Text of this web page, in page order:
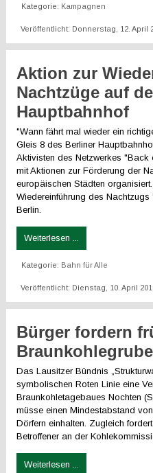
Kategorie: Kampagnen
Veröffentlicht: Donnerstag, 12. April
Aktion zur
Nachtzüge auf
Hauptbahnhof
"Wann fährt mal wieder ein
Gleis 8 des Berliner
Aktivisten des Netzwerkes
mit Aktionen zur Förderung der
europäischen Städten
Wiedereinführung des
Berlin.
Weiterlesen ...
Kategorie: Bahn für Alle
Veröffentlicht: Dienstag, 10. April
Bürger fordern
Das Lausitzer Bündnis
symbolischen Roten Linie eine
Braunkohletagebaues Nochten
müsse einen Mindestabstand
Dörfern einhalten. Zugleich
Betroffener an der
Weiterlesen ...